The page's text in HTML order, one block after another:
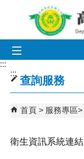
跳到主要內容區塊
:::
:::
查詢服務
首頁 服務專區
衛生資訊系統連結